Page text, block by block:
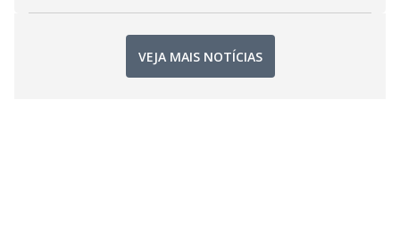
VEJA MAIS NOTÍCIAS